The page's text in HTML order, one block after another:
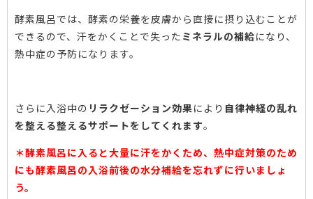
酵素風呂では、酵素の栄養を皮膚から直接に摂り込むことが
できるので、汗をかくことで失った ミネラルの補給になり、
熱中症の予防になります。
さらに入浴中の リラクゼーション効果により 自律神経の乱れ
を整える整えるサポートをしてくれます。
＊酵素風呂に入ると大量に汗をかくため、熱中症対策のため
にも酵素風呂の入浴前後の水分補給を忘れずに行いましょ
う。